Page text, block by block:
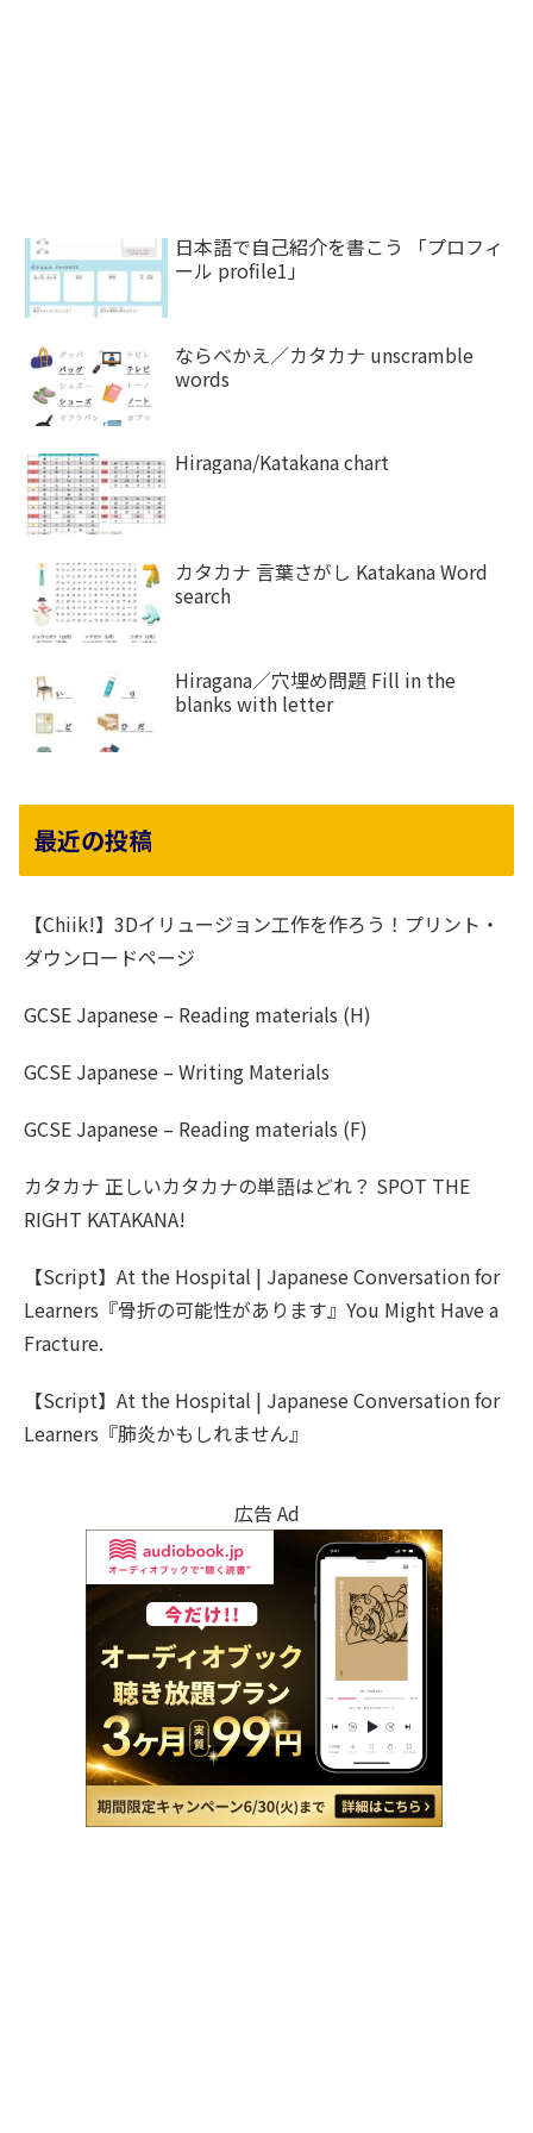
日本語で自己紹介を書こう 「プロフィ
ール profile1」
ならべかえ／カタカナ unscramble
words
Hiragana/Katakana chart
カタカナ 言葉さがし Katakana Word
search
Hiragana／穴埋め問題 Fill in the
blanks with letter
最近の投稿
【Chiik!】3Dイリュージョン工作を作ろう！プリント・
ダウンロードページ
GCSE Japanese – Reading materials (H)
GCSE Japanese – Writing Materials
GCSE Japanese – Reading materials (F)
カタカナ 正しいカタカナの単語はどれ？ SPOT THE
RIGHT KATAKANA!
【Script】At the Hospital | Japanese Conversation for
Learners『骨折の可能性があります』You Might Have a
Fracture.
【Script】At the Hospital | Japanese Conversation for
Learners『肺炎かもしれません』
広告 Ad